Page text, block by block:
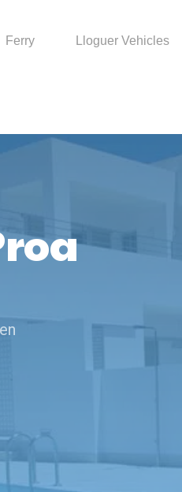
Ferry Lloguer Vehicles